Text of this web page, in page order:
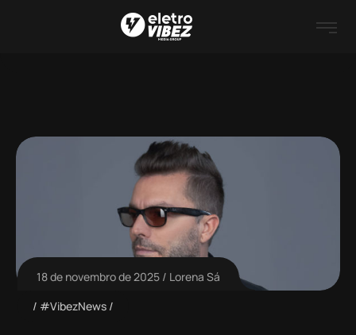
18 de novembro de 2025
Lorena Sá
#VibezNews